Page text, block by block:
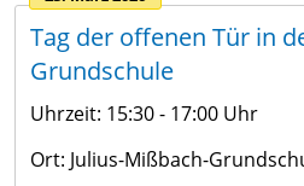
Tag der offenen Tür in
Grundschule
Uhrzeit: 15:30 - 17:00 Uhr
Ort: Julius-Mißbach-